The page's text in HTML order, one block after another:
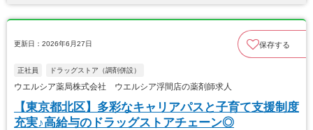
更新日：2026年6月27日 保存する
正社員 ドラッグストア（調剤併設）
ウエルシア薬局株式会社 ウエルシア浮間店の薬剤師求人
【東京都北区】多彩なキャリアパスと子育て支援制度
充実♪高給与のドラッグストアチェーン◎